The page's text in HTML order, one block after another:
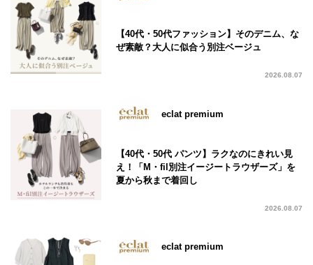
【40代・50代ファッション】そのデニム、な
ぜ素敵？大人に似合う別注ベージュ
2026.08.07
eclat premium
【40代・50代 パンツ】ラクなのにきれい見
え！「M・fil別注イージートラウザーズ」を
夏から秋まで着回し
2026.08.07
eclat premium